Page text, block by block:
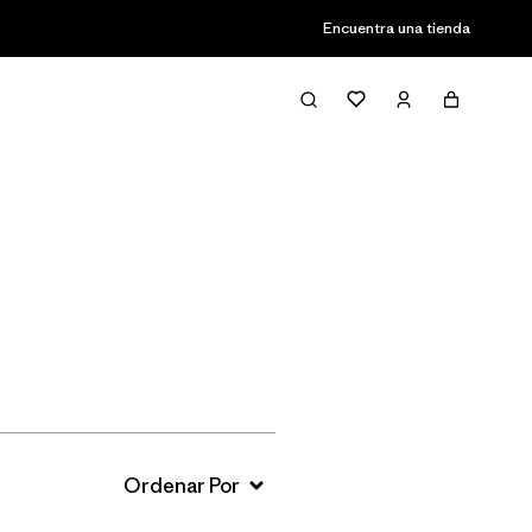
Encuentra una tienda
Filter & Sort